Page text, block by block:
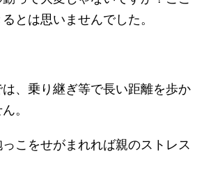
とは思いませんでした。
、乗り継ぎ等で長い距離を歩か
。
こをせがまれれば親のストレス